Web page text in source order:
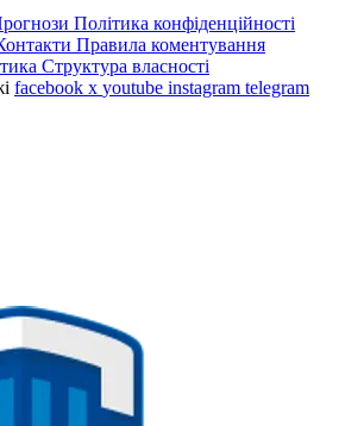
Політика конфіденційності
Правила коментування
Структура власності
facebook x youtube instagram telegram